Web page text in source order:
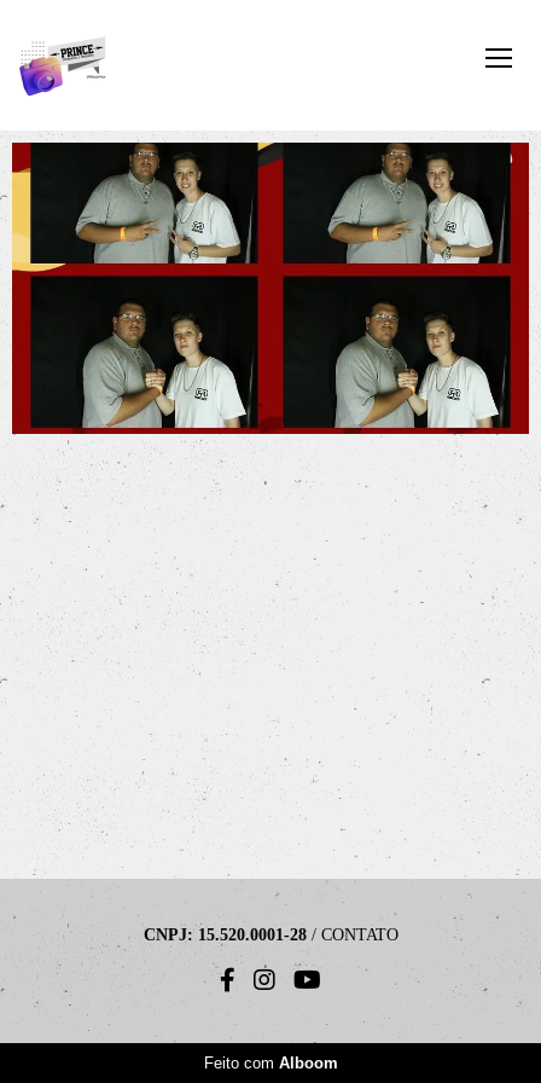
CNPJ: 15.520.0001-28/ CONTATO
Feito com Alboom